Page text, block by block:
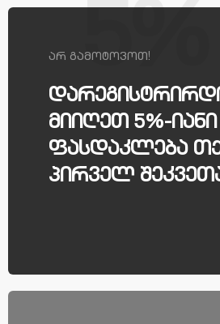
5%
ᲐᲠ ᲒᲐᲛᲝᲢᲝᲕᲝᲗ!
მიიღეთ 5%-იანი
ფასდაკლება
პირველ